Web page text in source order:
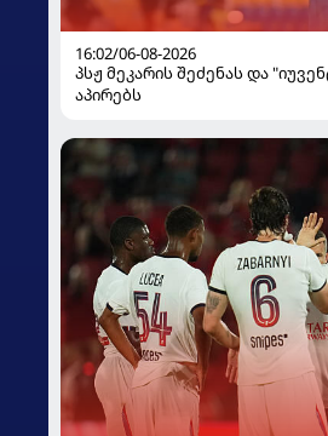
16:02/06-08-2026
პსჟ მეკარის შეძენას და
აპირებს